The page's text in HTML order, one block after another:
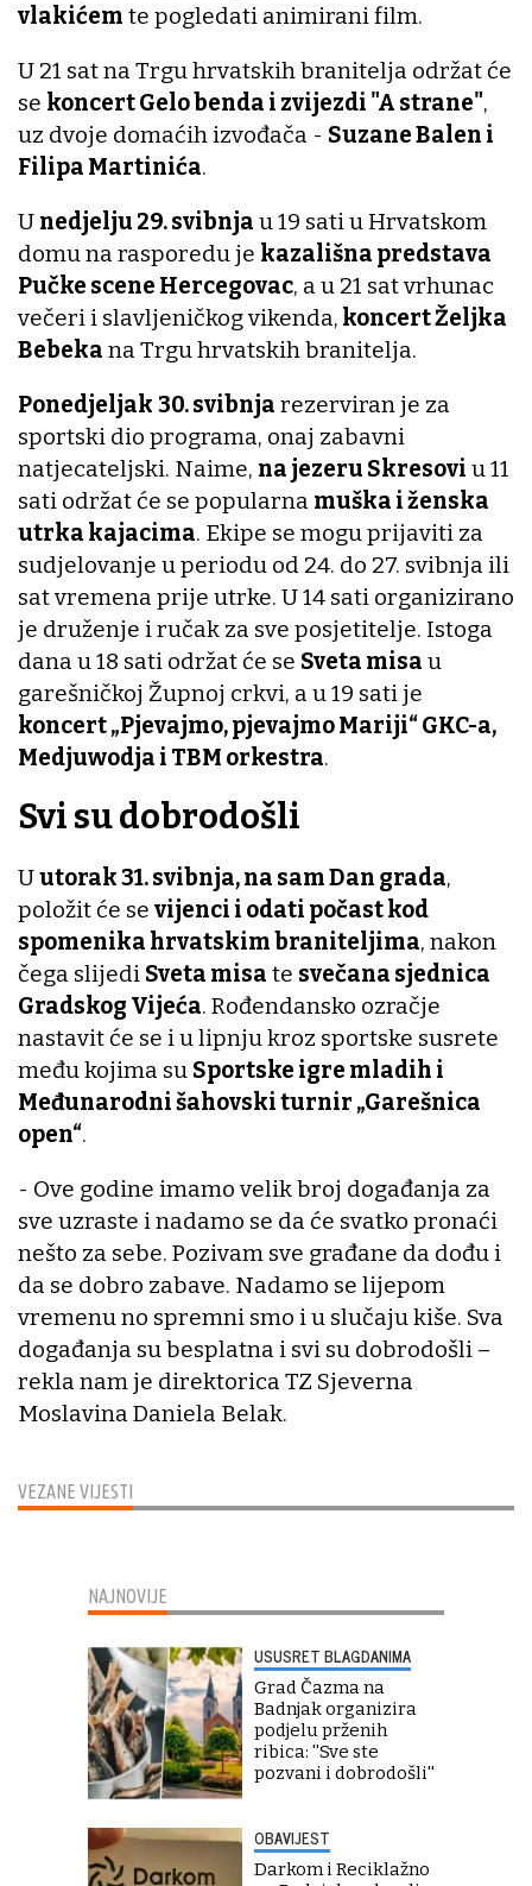
VEZANE VIJESTI
vlakićem te pogledati animirani film.
U 21 sat na Trgu hrvatskih branitelja održat će
se koncert Gelo benda i zvijezdi "A strane",
uz dvoje domaćih izvođača - Suzane Balen i
Filipa Martinića.
U nedjelju 29. svibnja u 19 sati u Hrvatskom
domu na rasporedu je kazališna predstava
Pučke scene Hercegovac, a u 21 sat vrhunac
večeri i slavljeničkog vikenda, koncert Željka
Bebeka na Trgu hrvatskih branitelja.
Ponedjeljak 30. svibnja rezerviran je za
sportski dio programa, onaj zabavni
natjecateljski. Naime, na jezeru Skresovi u 11
sati održat će se popularna muška i ženska
utrka kajacima. Ekipe se mogu prijaviti za
sudjelovanje u periodu od 24. do 27. svibnja ili
sat vremena prije utrke. U 14 sati organizirano
je druženje i ručak za sve posjetitelje. Istoga
dana u 18 sati održat će se Sveta misa u
garešničkoj Župnoj crkvi, a u 19 sati je
koncert „Pjevajmo, pjevajmo Mariji“ GKC-a,
Medjuwodja i TBM orkestra.
Svi su dobrodošli
Uutorak 31. svibnja, na sam Dan grada,
položit će se vijenci i odati počast kod
spomenika hrvatskim braniteljima, nakon
čega slijedi Sveta misa te svečana sjednica
Gradskog Vijeća. Rođendansko ozračje
nastavit će se i u lipnju kroz sportske susrete
među kojima su Sportske igre mladih i
Međunarodni šahovski turnir „Garešnica
open“.
- Ove godine imamo velik broj događanja za
sve uzraste i nadamo se da će svatko pronaći
nešto za sebe. Pozivam sve građane da dođu i
da se dobro zabave. Nadamo se lijepom
vremenu no spremni smo i u slučaju kiše. Sva
događanja su besplatna i svi su dobrodošli –
rekla nam je direktorica TZ Sjeverna
Moslavina Daniela Belak.
NAJNOVIJE
USUSRET BLAGDANIMA
Grad Čazma na
Badnjak organizira
podjelu prženih
ribica: ''Sve ste
pozvani i dobrodošli''
OBAVIJEST
Darkom i Reciklažno